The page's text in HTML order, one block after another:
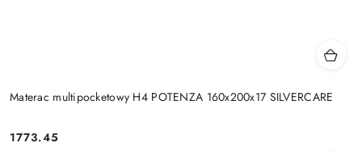
Materac multipocketowy H4 POTENZA 160x200x17 SILVERCARE
Cena:
1773.45